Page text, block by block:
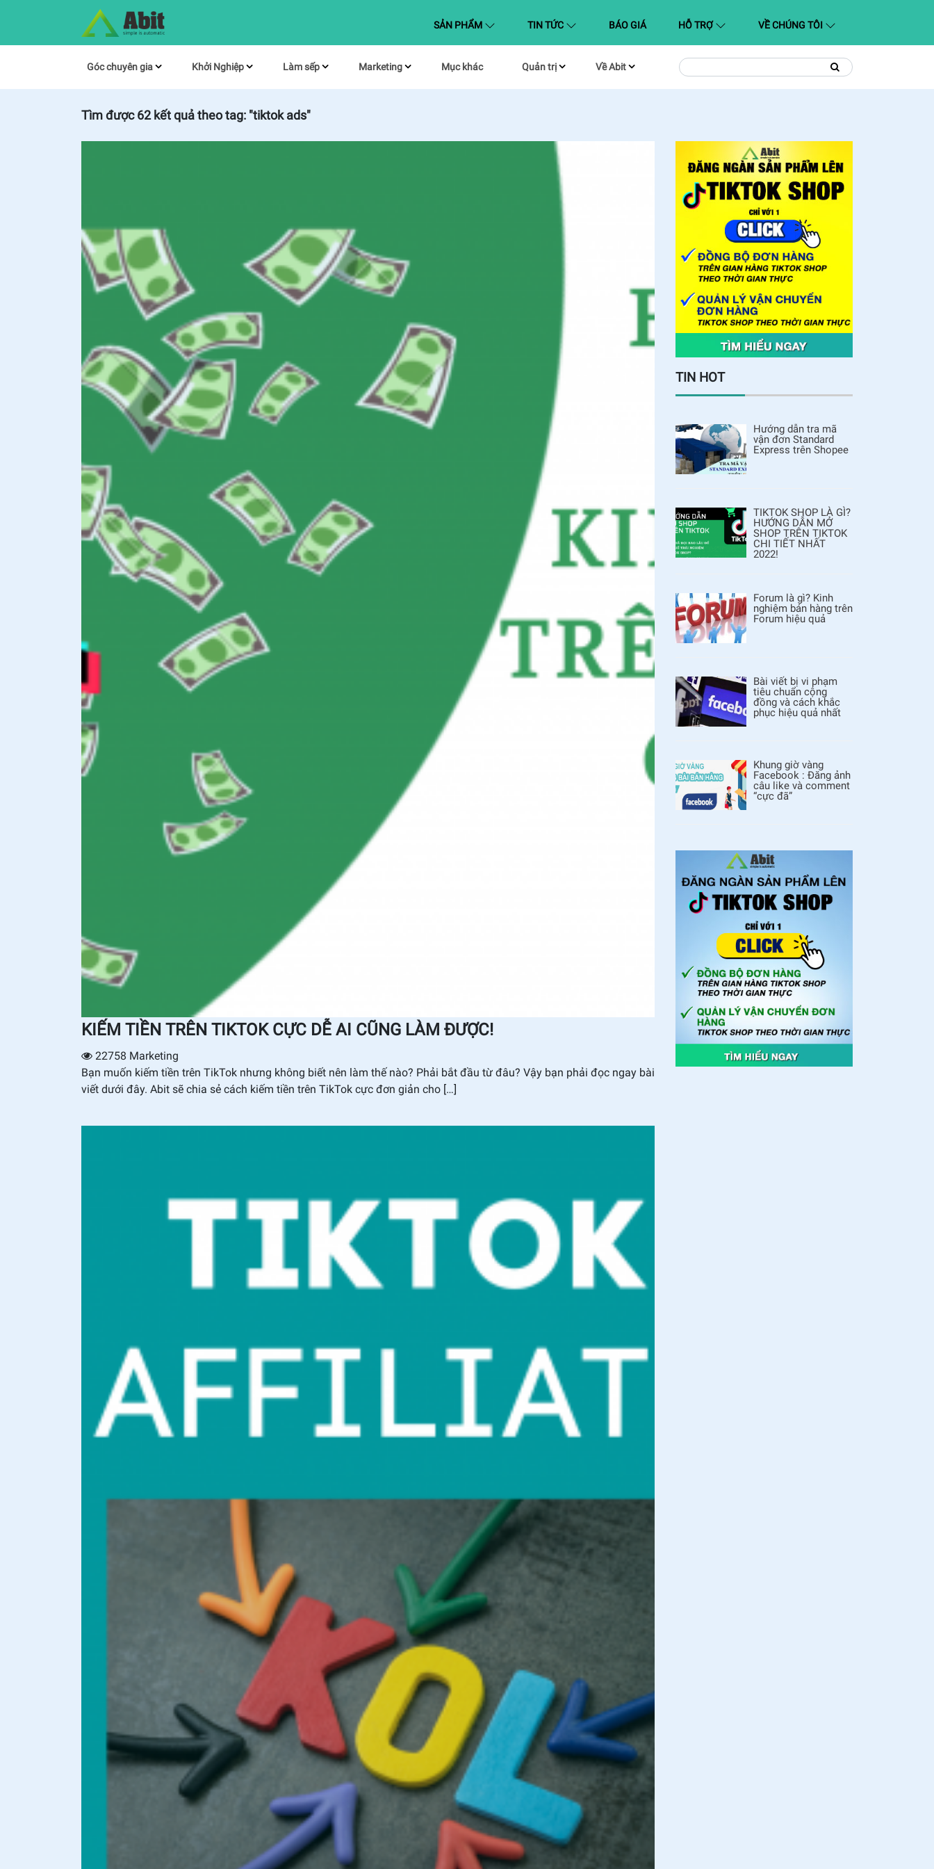
SẢN PHẨM (CURRENT)TIN TỨC BÁO GIÁ HỖ TRỢ VỀ CHÚNG TÔI
Góc chuyên gia Khởi Nghiệp Làm sếp Marketing Mục khác Quản trị Về Abit
Tìm
kiếm:
Tìm
kiếm
Tìm được62kết quả theo tag: "tiktok ads"
KIẾM TIỀN TRÊN TIKTOK CỰC DỄ AI CŨNG LÀM ĐƯỢC!
22758 Marketing
Bạn muốn kiếm tiền trên TikTok nhưng không biết nên làm thế nào? Phải bắt đầu từ đâu? Vậy bạn phải đọc ngay bài
viết dưới đây. Abit sẽ chia sẻ cách kiếm tiền trên TikTok cực đơn giản cho […]
TIN HOT
Hướng dẫn tra mã
vận đơn Standard
Express trên Shopee
TIKTOK SHOP LÀ GÌ?
HƯỚNG DẪN MỞ
SHOP TRÊN TIKTOK
CHI TIẾT NHẤT
2022!
Forum là gì? Kinh
nghiệm bán hàng trên
Forum hiệu quả
Bài viết bị vi phạm
tiêu chuẩn cộng
đồng và cách khắc
phục hiệu quả nhất
Khung giờ vàng
Facebook : Đăng ảnh
câu like và comment
“cực đã”